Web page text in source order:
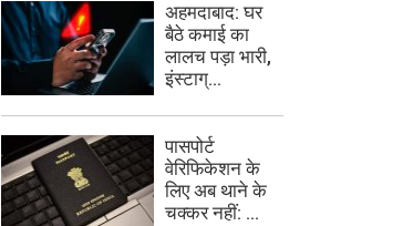
अहमदाबाद: घर
बैठे कमाई का
लालच पड़ा भारी,
इंस्टाग्...
पासपोर्ट
वेरिफिकेशन के
लिए अब थाने के
चक्कर नहीं: ...